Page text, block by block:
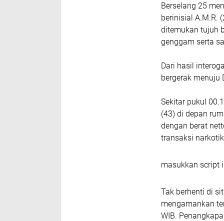
Berselang 25
berinisial A.M.R.
ditemukan tujuh
genggam serta
Dari hasil
bergerak menuju
Sekitar pukul
(43) di depan
dengan berat
transaksi
masukkan script
Tak berhenti di
mengamankan
WIB.